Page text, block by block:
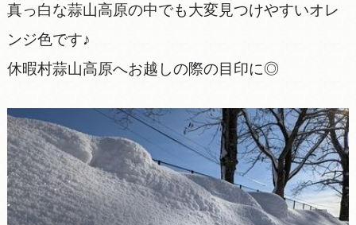
真っ白な蒜山高原の中でも大変見つけやすいオレ
ンジ色です♪
休暇村蒜山高原へお越しの際の目印に◎